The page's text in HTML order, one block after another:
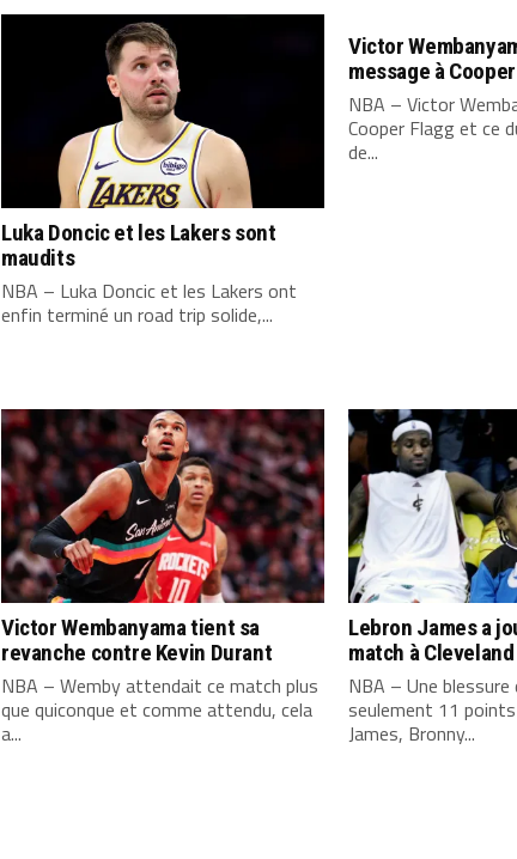
Luka Doncic et les Lakers sont
maudits
NBA – Luka Doncic et les Lakers ont
enfin terminé un road trip solide,...
Victor
message à
NBA – Victor
Cooper Flagg et ce
de...
Victor Wembanyama tient sa
revanche contre Kevin Durant
NBA – Wemby attendait ce match plus
que quiconque et comme attendu, cela
a...
Lebron James a
match à Cleveland
NBA – Une blessure
seulement 11
James, Bronny...